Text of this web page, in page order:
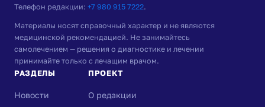
Телефон редакции: +7 980 915 7222.
Материалы носят справочный характер и не являются
медицинской рекомендацией. Не занимайтесь
самолечением — решения о диагностике и лечении
принимайте только с лечащим врачом.
РАЗДЕЛЫ
Новости
ПРОЕКТ
О редакции